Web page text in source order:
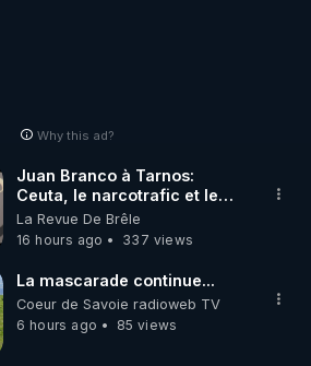
sur les extracteurs de la
http://rgnr.li/lechoubrave
l’application de méditation et
:
https://www.envol.app/code
Why this ad?
Juan Branco à Tarnos:
Ceuta, le narcotrafic et le
pouvoir en France
La Revue De Brêle
16 hours ago
337 views
La mascarade continue...
Coeur de Savoie radioweb TV
6 hours ago
85 views